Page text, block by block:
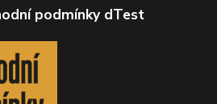
podmínky dTest